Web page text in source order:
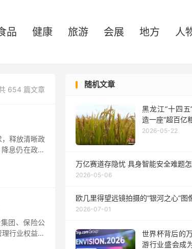
品 健康 旅游 会展 地方 人
654 篇文章
释放清晰政
息仍在政策
融环境。
团、保险公
行业权益投
随机文章
黑龙江“十四
造一座“超百亿
2026-05-22
万亿赛道存隐忧 具身智能安全难题
2026-05-06
欧几里得望远镜拍摄的“银河之心”图
2026-07-01
世界杯背后的
游行业盛会成